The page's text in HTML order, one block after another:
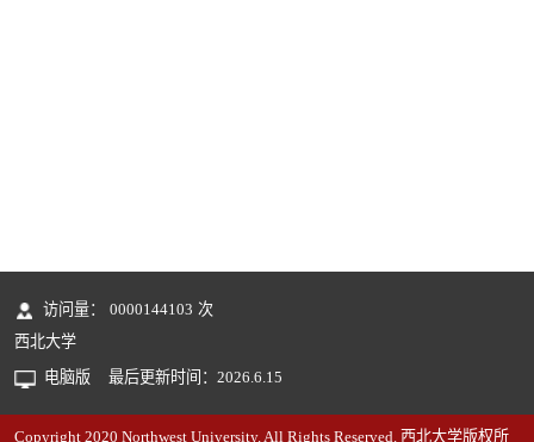
访问量： 0000144103 次
西北大学
电脑版
最后更新时间： 2026.6.15
Copyright 2020 Northwest University. All Rights Reserved. 西北大学版权所